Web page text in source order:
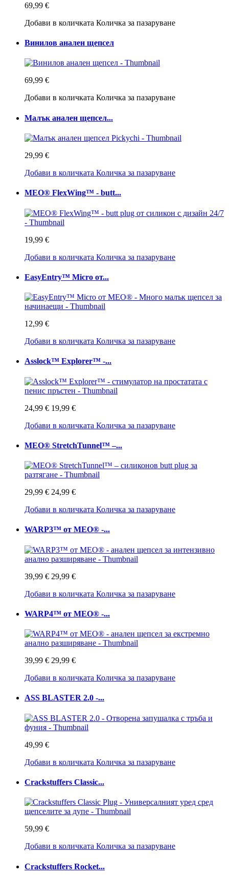
69,99 €
Добави в количката Количка за пазаруване
Винилов анален щепсел
69,99 €
Добави в количката Количка за пазаруване
Малък анален щепсел...
29,99 €
Добави в количката Количка за пазаруване
MEO® FlexWing™ - butt...
19,99 €
Добави в количката Количка за пазаруване
EasyEntry™ Micro от...
12,99 €
Добави в количката Количка за пазаруване
Asslock™ Explorer™ -...
24,99 € 19,99 €
Добави в количката Количка за пазаруване
MEO® StretchTunnel™ –...
29,99 € 24,99 €
Добави в количката Количка за пазаруване
WARP3™ от MEO® -...
39,99 € 29,99 €
Добави в количката Количка за пазаруване
WARP4™ от MEO® -...
39,99 € 29,99 €
Добави в количката Количка за пазаруване
ASS BLASTER 2.0 -...
49,99 €
Добави в количката Количка за пазаруване
Crackstuffers Classic...
59,99 €
Добави в количката Количка за пазаруване
Crackstuffers Rocket...